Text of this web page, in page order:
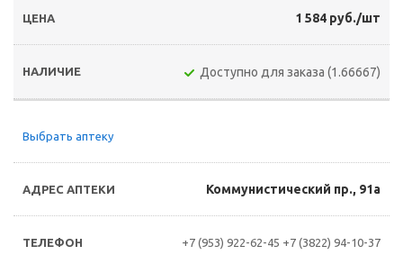
1 584 руб./шт
Доступно для заказа (1.66667)
Выбрать аптеку
Коммунистический пр., 91а
+7 (953) 922-62-45 +7 (3822) 94-10-37